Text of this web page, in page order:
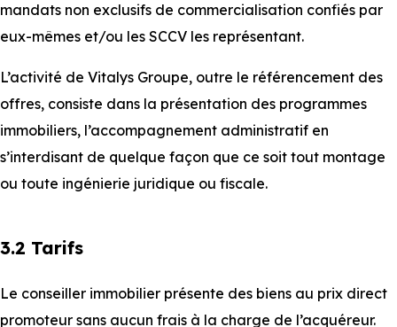
mandats non exclusifs de commercialisation confiés par
eux-mêmes et/ou les SCCV les représentant.
L’activité de Vitalys Groupe, outre le référencement des
offres, consiste dans la présentation des programmes
immobiliers, l’accompagnement administratif en
s’interdisant de quelque façon que ce soit tout montage
ou toute ingénierie juridique ou fiscale.
3.2 Tarifs
Le conseiller immobilier présente des biens au prix direct
promoteur sans aucun frais à la charge de l’acquéreur.